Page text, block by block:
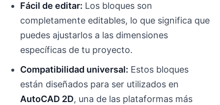
Fácil de editar: Los bloques son
completamente editables, lo que significa que
puedes ajustarlos a las dimensiones
específicas de tu proyecto.
Compatibilidad universal: Estos bloques
están diseñados para ser utilizados en
AutoCAD 2D, una de las plataformas más